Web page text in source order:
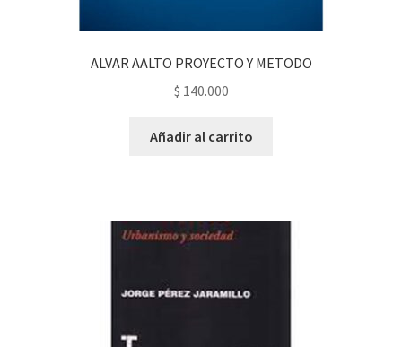
ALVAR AALTO PROYECTO Y METODO
$ 140.000
Añadir al carrito